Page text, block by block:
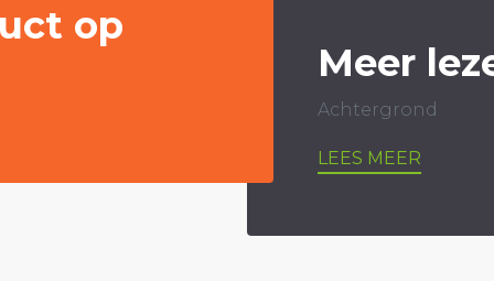
op
Meer
Achtergrond
LEES MEER